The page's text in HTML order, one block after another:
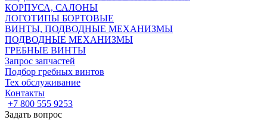
КОРПУСА, САЛОНЫ
ЛОГОТИПЫ БОРТОВЫЕ
ВИНТЫ, ПОДВОДНЫЕ МЕХАНИЗМЫ
ПОДВОДНЫЕ МЕХАНИЗМЫ
ГРЕБНЫЕ ВИНТЫ
Запрос запчастей
Подбор гребных винтов
Тех обслуживание
Контакты
+7 800 555 9253
Задать вопрос